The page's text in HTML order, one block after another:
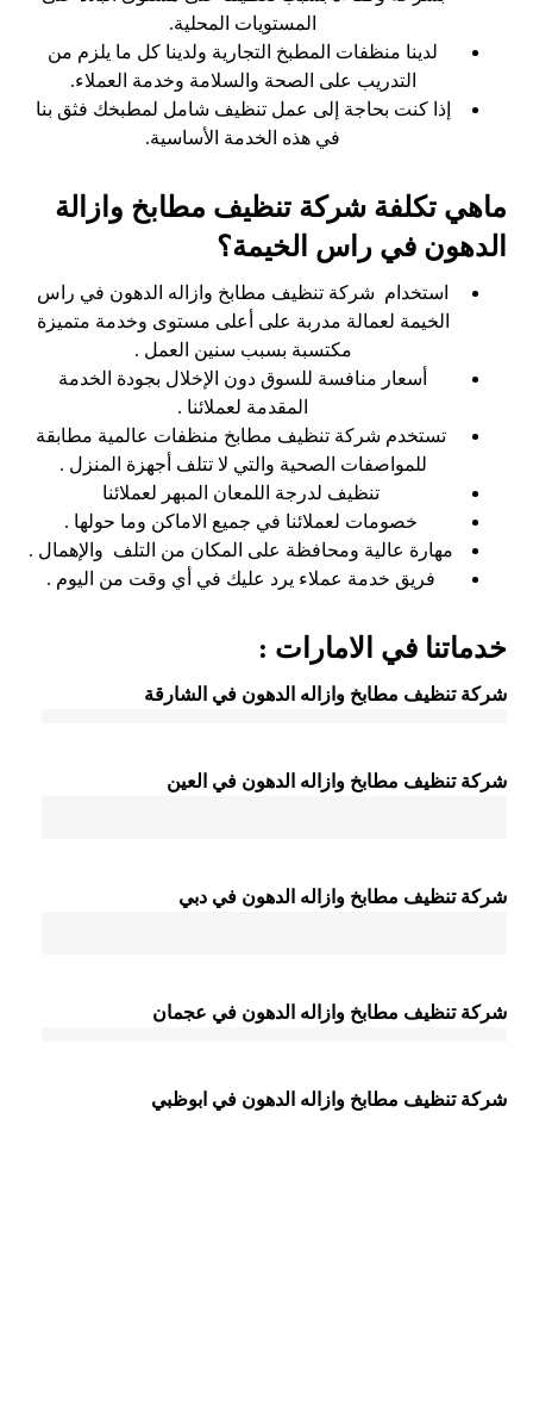
المستويات المحلية.
لدينا منظفات المطبخ التجارية ولدينا كل ما يلزم من
التدريب على الصحة والسلامة وخدمة العملاء.
إذا كنت بحاجة إلى عمل تنظيف شامل لمطبخك فثق بنا
في هذه الخدمة الأساسية.
ماهي تكلفة شركة تنظيف مطابخ وازالة
الدهون في راس الخيمة؟
استخدام شركة تنظيف مطابخ وازاله الدهون في راس
الخيمة لعمالة مدربة على أعلى مستوى وخدمة متميزة
مكتسبة بسبب سنين العمل .
أسعار منافسة للسوق دون الإخلال بجودة الخدمة
المقدمة لعملائنا .
تستخدم شركة تنظيف مطابخ منظفات عالمية مطابقة
للمواصفات الصحية والتي لا تتلف أجهزة المنزل .
تنظيف لدرجة اللمعان المبهر لعملائنا
خصومات لعملائنا في جميع الاماكن وما حولها .
مهارة عالية ومحافظة على المكان من التلف والإهمال .
فريق خدمة عملاء يرد عليك في أي وقت من اليوم .
خدماتنا في الامارات :
شركة تنظيف مطابخ وازاله الدهون في الشارقة
شركة تنظيف مطابخ وازاله الدهون في العين
شركة تنظيف مطابخ وازاله الدهون في دبي
شركة تنظيف مطابخ وازاله الدهون في عجمان
شركة تنظيف مطابخ وازاله الدهون في ابوظبي